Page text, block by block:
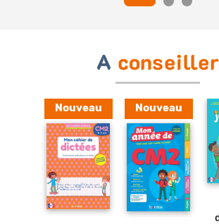
A conseiller
Nouveau
Ajouter
au
Nouveau
Ajouter
au